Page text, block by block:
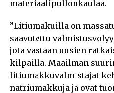
materiaalipullonkaulaa.
”Litiumakuilla on
saavutettu
jota vastaan uusien
kilpailla. Maailman
litiumakkuvalmistajat
natriumakkuja ja ovat